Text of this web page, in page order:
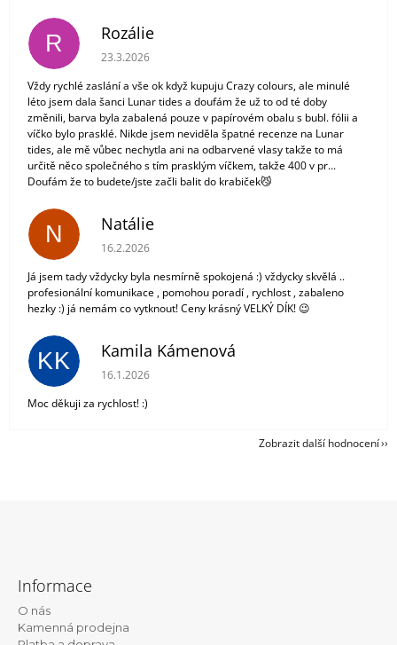
R Rozálie
Hodnocení obchodu je 3 z 5 hvězdiček.
23.3.2026
Vždy rychlé zaslání a vše ok když kupuju Crazy colours, ale minulé
léto jsem dala šanci Lunar tides a doufám že už to od té doby
změnili, barva byla zabalená pouze v papírovém obalu s bubl. fólii a
víčko bylo prasklé. Nikde jsem neviděla špatné recenze na Lunar
tides, ale mě vůbec nechytla ani na odbarvené vlasy takže to má
určitě něco společného s tím prasklým víčkem, takže 400 v pr...
Doufám že to budete/jste začli balit do krabiček😼
N Natálie
Hodnocení obchodu je 5 z 5 hvězdiček.
16.2.2026
Já jsem tady vždycky byla nesmírně spokojená :) vždycky skvělá ..
profesionální komunikace , pomohou poradí , rychlost , zabaleno
hezky :) já nemám co vytknout! Ceny krásný VELKÝ DÍK! 😉
KK Kamila Kámenová
Hodnocení obchodu je 5 z 5 hvězdiček.
16.1.2026
Moc děkuji za rychlost! :)
Zobrazit další hodnocení
Informace
O nás
Kamenná prodejna